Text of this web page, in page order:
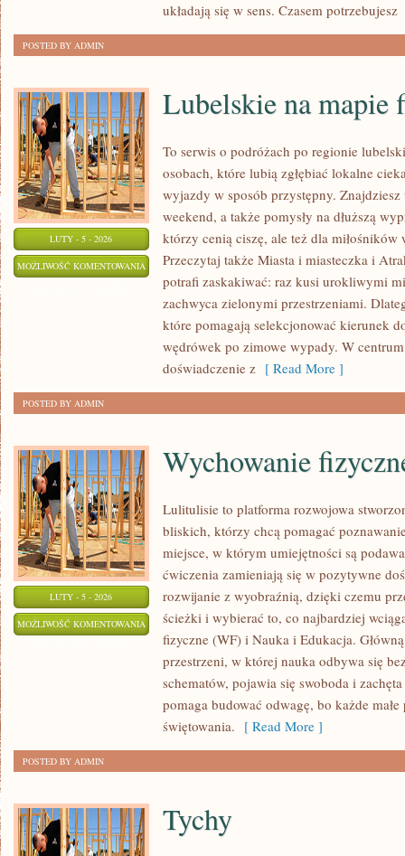
układają się w sens. Czasem potrzebujesz
POSTED BY ADMIN
LUTY - 5 - 2026
MOŻLIWOŚĆ KOMENTOWANIA LUBELSKIE
MAPIE
FILMOWEJ
Lubelskie na mapie
To serwis o podróżach po regionie
osobach, które lubią zgłębiać lokalne
wyjazdy w sposób przystępny.
weekend, a także pomysły na dłuższą
którzy cenią ciszę, ale też dla
Przeczytaj także Miasta i miasteczka i
potrafi zaskakiwać: raz kusi urokliwymi
zachwyca zielonymi przestrzeniami.
które pomagają selekcjonować kierunek
wędrówek po zimowe wypady. W
doświadczenie z [ Read More ]
POSTED BY ADMIN
LUTY - 5 - 2026
MOŻLIWOŚĆ KOMENTOWANIA WYCHOWANIE
FIZYCZNE
(WF)
Wychowanie
Lulitulisie to platforma rozwojowa
bliskich, którzy chcą pomagać
miejsce, w którym umiejętności są
ćwiczenia zamieniają się w pozytywne
rozwijanie z wyobraźnią, dzięki czemu
ścieżki i wybierać to, co najbardziej
fizyczne (WF) i Nauka i Edukacja.
przestrzeni, w której nauka odbywa się
schematów, pojawia się swoboda i
pomaga budować odwagę, bo każde
świętowania. [ Read More ]
POSTED BY ADMIN
Tychy